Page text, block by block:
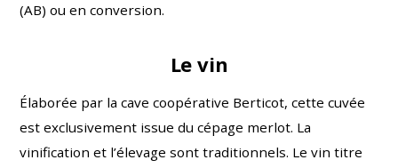
(AB) ou en conversion.
Le vin
Élaborée par la cave coopérative Berticot, cette cuvée
est exclusivement issue du cépage merlot. La
vinification et l’élevage sont traditionnels. Le vin titre